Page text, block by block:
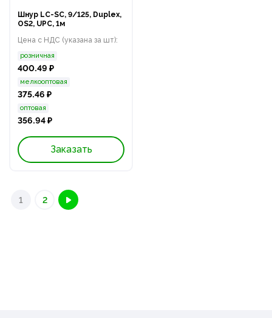
Шнур LC-SC, 9/125, Duplex,
OS2, UPC, 1м
Цена с НДС (указана за шт):
розничная
400.49 ₽
мелкооптовая
375.46 ₽
оптовая
356.94 ₽
Заказать
1 2